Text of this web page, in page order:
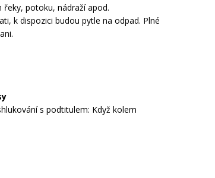
řeky, potoku, nádraží apod.
k dispozici budou pytle na odpad. Plné
s podtitulem: Když kolem